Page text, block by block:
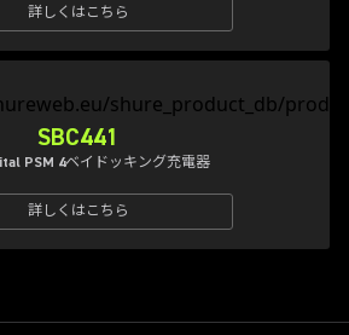
詳しくはこちら
SBC441
PSM 4ベイドッキング充電器
詳しくはこちら